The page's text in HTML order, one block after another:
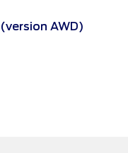
AWD)